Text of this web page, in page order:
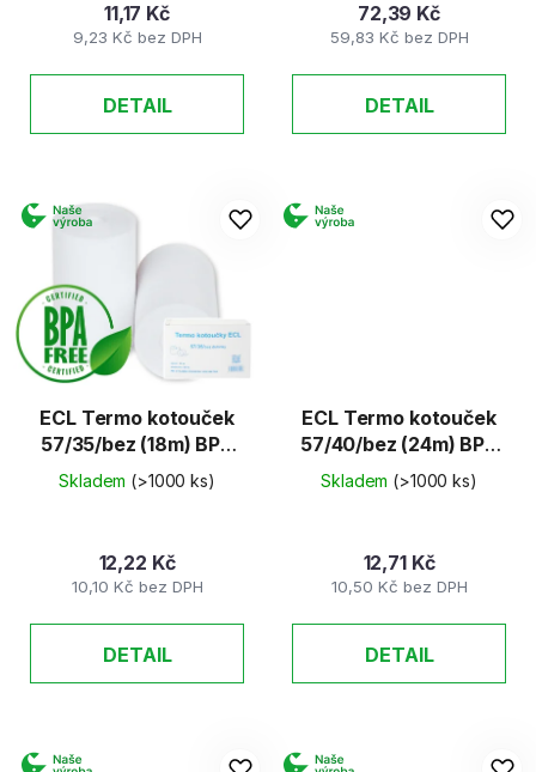
9,23 Kč bez DPH
11,17 Kč
DETAIL
59,83 Kč bez DPH
72,39 Kč
DETAIL
ECL Termo kotouček
57/35/bez (18m) BPA
Free
Skladem (>1000 ks)
10,10 Kč bez DPH
12,22 Kč
DETAIL
ECL Termo kotouček
57/40/bez (24m) BPA
Free
Skladem (>1000 ks)
10,50 Kč bez DPH
12,71 Kč
DETAIL